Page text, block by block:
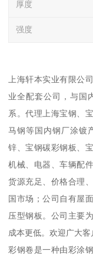
厚度
强度
上海轩本实业有限公
业全配套公司，与国
系。代理上海宝钢、
马钢等国内钢厂涂镀
锌、宝钢碳彩钢板、
机械、电器、车辆配
货源充足、价格合理
国市场；公司自有屋
压型钢板。公司主要
成本更低。欢迎广大客
彩钢卷是一种由彩涂